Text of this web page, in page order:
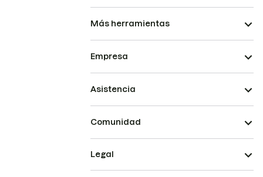
Más herramientas
Empresa
Asistencia
Comunidad
Legal